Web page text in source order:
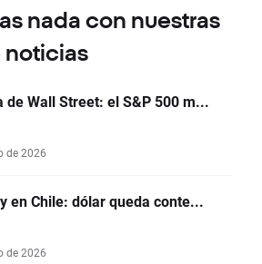
nada con nuestras
de Wall Street: el S&P 500 m...
de 2026
en Chile: dólar queda conte...
de 2026